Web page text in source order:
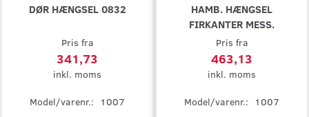
DØR HÆNGSEL 0832
Pris fra
341,73
inkl. moms
Model/varenr.: 1007
HAMB. HÆNGSEL
FIRKANTER MESS.
Pris fra
463,13
inkl. moms
Model/varenr.: 1007